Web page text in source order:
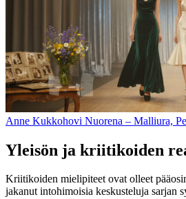
Anne Kukkohovi Nuorena – Malliura,
Yleisön ja kriitikoiden
Kriitikoiden mielipiteet ovat olleet
jakanut intohimoisia keskusteluja sarjan